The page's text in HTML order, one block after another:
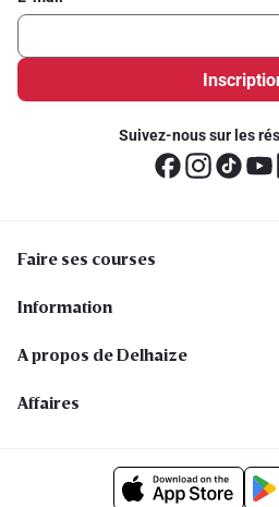
Suivez-nous sur les
Faire ses courses
Information
A propos de Delhaize
Affaires